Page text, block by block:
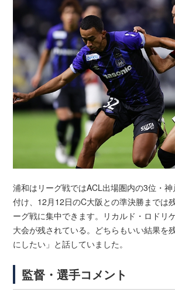
浦和はリーグ戦ではACL出場圏内の3位・
付け、12月12日のC大阪との準決勝までは
ーグ戦に集中できます。リカルド・ロドリ
大会が残されている。どちらもいい結果を
にしたい」と話していました。
監督・選手コメント